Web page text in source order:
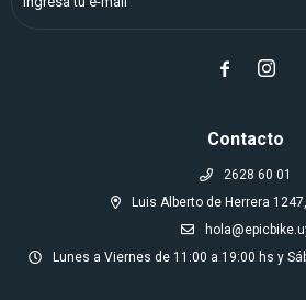
Contacto
2628 60 01
Luis Alberto de Herrera
Lunes a Viernes de 11:00 a 19:00 hs y
 